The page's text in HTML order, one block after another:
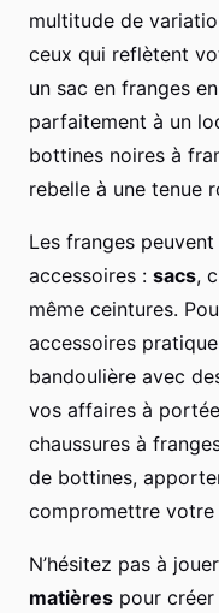
multitude de
ceux qui reflètent
un sac en franges
parfaitement à un
bottines noires à
rebelle à une tenue
Les franges
accessoires : sacs,
même ceintures.
accessoires
bandoulière avec
vos affaires à
chaussures à
de bottines,
compromettre
N’hésitez pas à
matières pour